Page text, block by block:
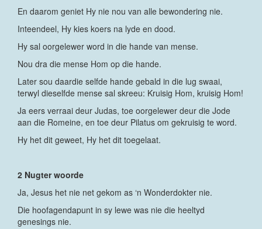
En daarom geniet Hy nie nou van alle bewondering nie.
Inteendeel, Hy kies koers na lyde en dood.
Hy sal oorgelewer word in die hande van mense.
Nou dra die mense Hom op die hande.
Later sou daardie selfde hande gebald in die lug swaai,
terwyl dieselfde mense sal skreeu: Kruisig Hom, kruisig Hom!
Ja eers verraai deur Judas, toe oorgelewer deur die Jode
aan die Romeine, en toe deur Pilatus om gekruisig te word.
Hy het dit geweet, Hy het dit toegelaat.
2 Nugter woorde
Ja, Jesus het nie net gekom as ‘n Wonderdokter nie.
Die hoofagendapunt in sy lewe was nie die heeltyd
genesings nie.